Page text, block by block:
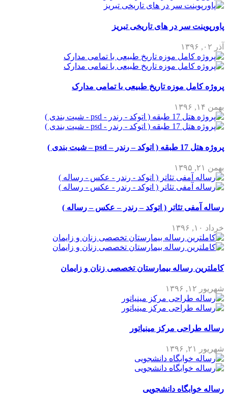
پاورپوینت سر در های تاریخی تبریز
آذر ۰۲, ۱۳۹۶
پروژه کامل موزه تاریخ طبیعی با تمامی مدارک
بهمن ۱۴, ۱۳۹۶
پروژه هتل 17 طبقه ( اتوکد – رندر – psd – شیت بندی )
بهمن ۲۱, ۱۳۹۵
رساله آمفی تئاتر ( اتوکد – رندر – عکس – رساله )
خرداد ۱۰, ۱۳۹۶
کاملترین رساله بیمارستان تخصصی زنان و زایمان
شهریور ۱۲, ۱۳۹۶
رساله طراحی مرکز مینیاتور
شهریور ۲۱, ۱۳۹۶
رساله خوابگاه دانشجویی